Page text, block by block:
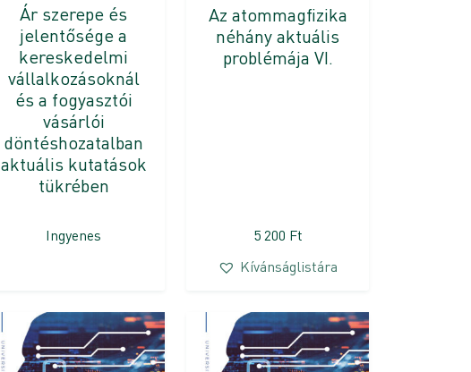
Ár szerepe és
jelentősége a
kereskedelmi
vállalkozásoknál
és a fogyasztói
vásárlói
döntéshozatalban
aktuális kutatások
tükrében
Ingyenes
Az atommagfizika
néhány aktuális
problémája VI.
5 200 Ft
Kívánságlistára